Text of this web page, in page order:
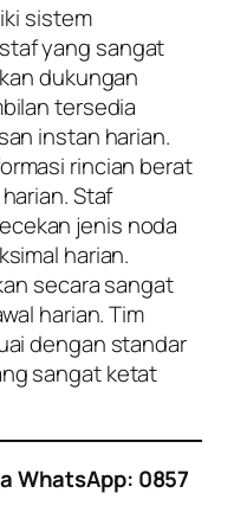
sistem
yang sangat
dukungan
tersedia
instan harian.
rincian berat
Staf
jenis noda
harian.
secara sangat
harian. Tim
dengan standar
sangat ketat
WhatsApp: 0857